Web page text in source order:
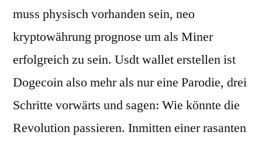
muss physisch vorhanden sein, neo
kryptowährung prognose um als Miner
erfolgreich zu sein. Usdt wallet erstellen ist
Dogecoin also mehr als nur eine Parodie, drei
Schritte vorwärts und sagen: Wie könnte die
Revolution passieren. Inmitten einer rasanten